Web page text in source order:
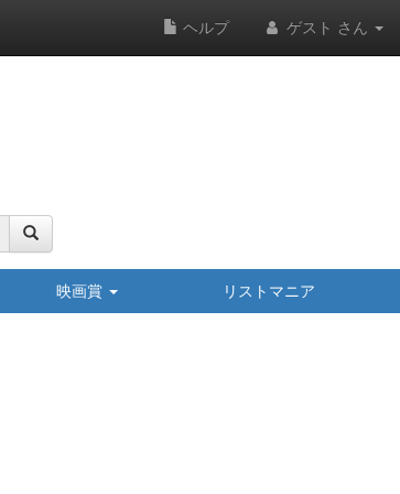
ヘルプ ゲスト さん
映画賞 リストマニア